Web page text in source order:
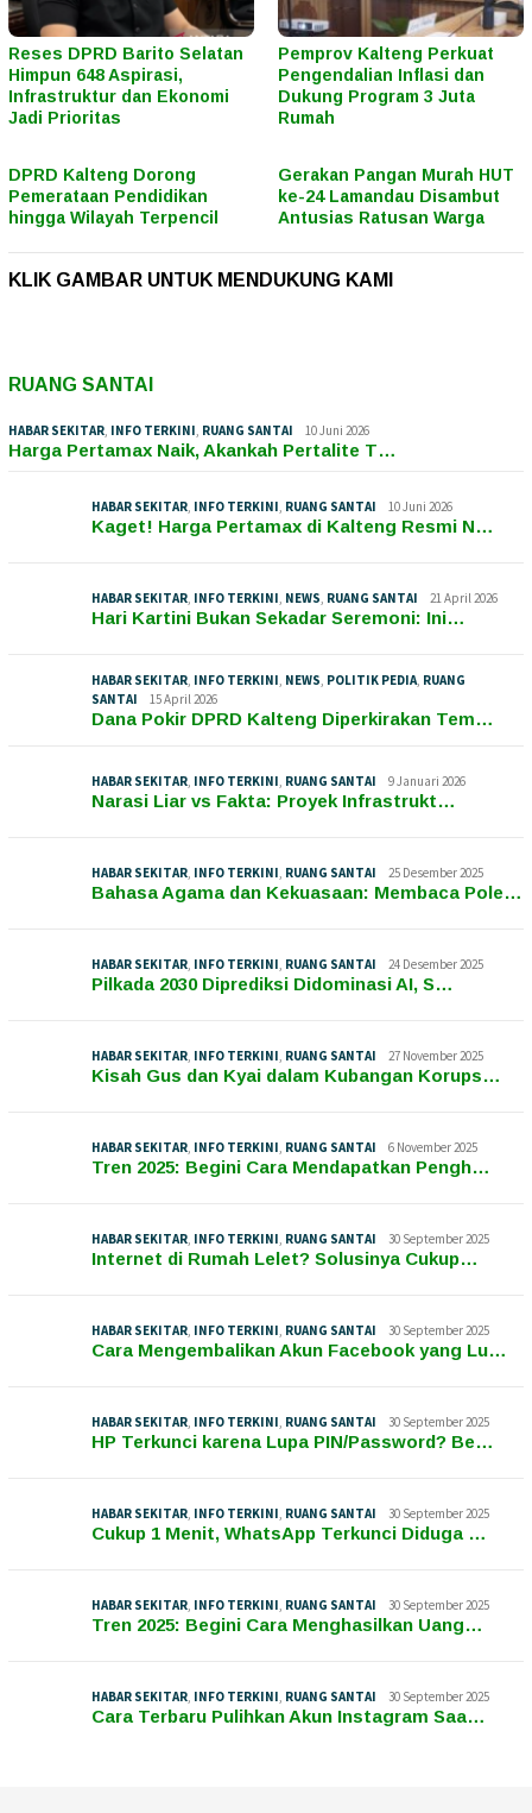
Reses DPRD Barito Selatan
Himpun 648 Aspirasi,
Infrastruktur dan Ekonomi
Jadi Prioritas
Pemprov Kalteng Perkuat
Pengendalian Inflasi dan
Dukung Program 3 Juta
Rumah
DPRD Kalteng Dorong
Pemerataan Pendidikan
hingga Wilayah Terpencil
Gerakan Pangan Murah HUT
ke-24 Lamandau Disambut
Antusias Ratusan Warga
KLIK GAMBAR UNTUK MENDUKUNG KAMI
RUANG SANTAI
HABAR SEKITAR, INFO TERKINI, RUANG SANTAI 10 Juni 2026
Harga Pertamax Naik, Akankah Pertalite T…
HABAR SEKITAR, INFO TERKINI, RUANG SANTAI 10 Juni 2026
Kaget! Harga Pertamax di Kalteng Resmi N…
HABAR SEKITAR, INFO TERKINI, NEWS, RUANG SANTAI 21 April 2026
Hari Kartini Bukan Sekadar Seremoni: Ini…
HABAR SEKITAR, INFO TERKINI, NEWS, POLITIK PEDIA, RUANG
SANTAI
15 April 2026
Dana Pokir DPRD Kalteng Diperkirakan Tem…
HABAR SEKITAR, INFO TERKINI, RUANG SANTAI 9 Januari 2026
Narasi Liar vs Fakta: Proyek Infrastrukt…
HABAR SEKITAR, INFO TERKINI, RUANG SANTAI 25 Desember 2025
Bahasa Agama dan Kekuasaan: Membaca Pole…
HABAR SEKITAR, INFO TERKINI, RUANG SANTAI 24 Desember 2025
Pilkada 2030 Diprediksi Didominasi AI, S…
HABAR SEKITAR, INFO TERKINI, RUANG SANTAI 27 November 2025
Kisah Gus dan Kyai dalam Kubangan Korups…
HABAR SEKITAR, INFO TERKINI, RUANG SANTAI 6 November 2025
Tren 2025: Begini Cara Mendapatkan Pengh…
HABAR SEKITAR, INFO TERKINI, RUANG SANTAI 30 September 2025
Internet di Rumah Lelet? Solusinya Cukup…
HABAR SEKITAR, INFO TERKINI, RUANG SANTAI 30 September 2025
Cara Mengembalikan Akun Facebook yang Lu…
HABAR SEKITAR, INFO TERKINI, RUANG SANTAI 30 September 2025
HP Terkunci karena Lupa PIN/Password? Be…
HABAR SEKITAR, INFO TERKINI, RUANG SANTAI 30 September 2025
Cukup 1 Menit, WhatsApp Terkunci Diduga …
HABAR SEKITAR, INFO TERKINI, RUANG SANTAI 30 September 2025
Tren 2025: Begini Cara Menghasilkan Uang…
HABAR SEKITAR, INFO TERKINI, RUANG SANTAI 30 September 2025
Cara Terbaru Pulihkan Akun Instagram Saa…